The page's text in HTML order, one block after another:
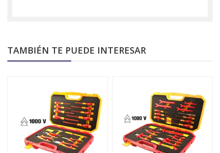
TAMBIÉN TE PUEDE INTERESAR